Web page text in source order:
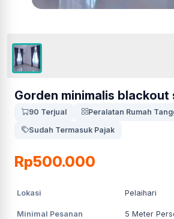
Gorden minimalis blackout
90 Terjual
Peralatan Rumah
Sudah Termasuk Pajak
Rp500.000
Lokasi Pelaihari
Minimal Pesanan 5 Meter